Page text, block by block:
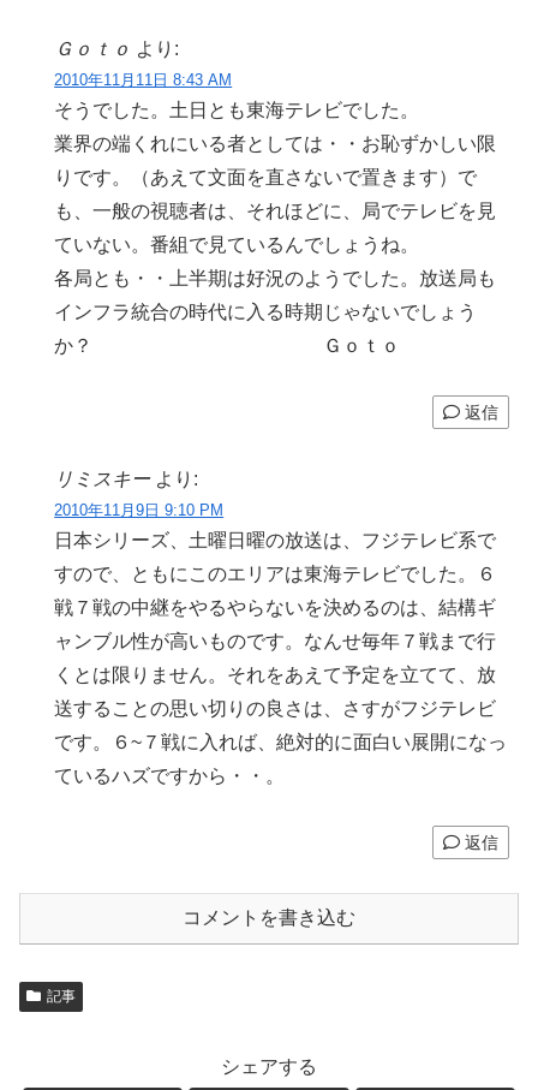
Ｇｏｔｏ より:
2010年11月11日 8:43 AM
そうでした。土日とも東海テレビでした。
業界の端くれにいる者としては・・お恥ずかしい限
りです。（あえて文面を直さないで置きます）で
も、一般の視聴者は、それほどに、局でテレビを見
ていない。番組で見ているんでしょうね。
各局とも・・上半期は好況のようでした。放送局も
インフラ統合の時代に入る時期じゃないでしょう
か？ Ｇｏｔｏ
返信
リミスキー より:
2010年11月9日 9:10 PM
日本シリーズ、土曜日曜の放送は、フジテレビ系で
すので、ともにこのエリアは東海テレビでした。６
戦７戦の中継をやるやらないを決めるのは、結構ギ
ャンブル性が高いものです。なんせ毎年７戦まで行
くとは限りません。それをあえて予定を立てて、放
送することの思い切りの良さは、さすがフジテレビ
です。６~７戦に入れば、絶対的に面白い展開になっ
ているハズですから・・。
返信
コメントを書き込む
記事
シェアする